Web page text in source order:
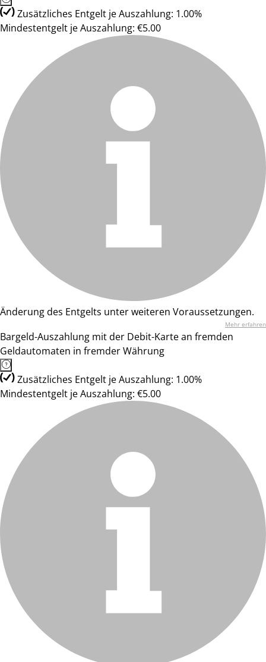
Zusätzliches Entgelt je Auszahlung: 1.00%
Mindestentgelt je Auszahlung: €5.00
Änderung des Entgelts unter weiteren Voraussetzungen.
Mehr erfahren
Bargeld-Auszahlung mit der Debit-Karte an fremden
Geldautomaten in fremder Währung
Zusätzliches Entgelt je Auszahlung: 1.00%
Mindestentgelt je Auszahlung: €5.00